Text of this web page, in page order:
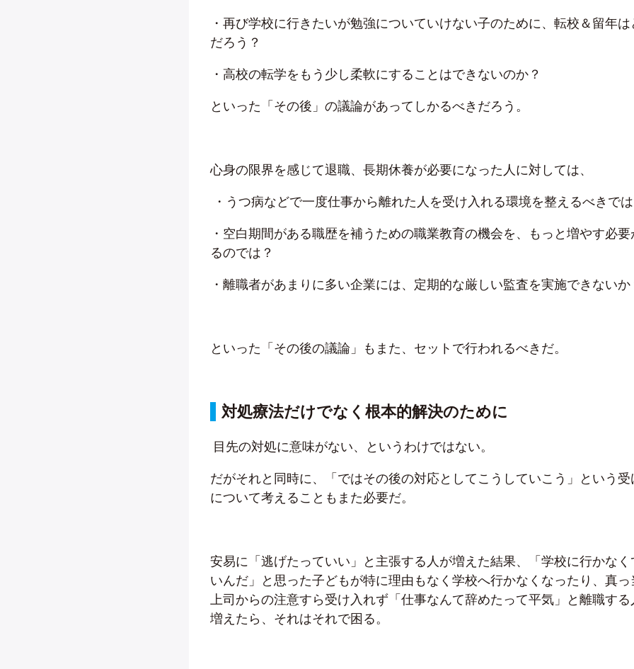
・再び学校に行きたいが勉強についていけない子のために、転校＆留年は
だろう？
・高校の転学をもう少し柔軟にすることはできないのか？
といった「その後」の議論があってしかるべきだろう。
心身の限界を感じて退職、長期休養が必要になった人に対しては、
・ うつ病などで一度仕事から離れた人を受け入れる環境を整えるべきで
・空白期間がある職歴を補うための職業教育の機会を、もっと増やす必要
るのでは？
・離職者があまりに多い企業には、定期的な厳しい監査を実施できないか
といった「その後の議論」もまた、セットで行われるべきだ。
対処療法だけでなく根本的解決のために
目先の対処に意味がない、というわけではない。
だがそれと同時に、「ではその後の対応としてこうしていこう」という受
について考えることもまた必要だ。
安易に「逃げたっていい」と主張する人が増えた結果、「学校に行かなく
いんだ」と思った子どもが特に理由もなく学校へ行かなくなったり、真っ
上司からの注意すら受け入れず「仕事なんて辞めたって平気」と離職する
増えたら、それはそれで困る。